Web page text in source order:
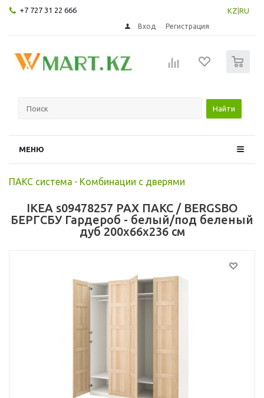
+7 727 31 22 666 KZ RU
Вход Регистрация
Найти
МЕНЮ
ПАКС система - Комбинации с дверями
IKEA s09478257 PAX ПАКС / BERGSBO
БЕРГСБУ Гардероб - белый/под беленый
дуб 200x66x236 см